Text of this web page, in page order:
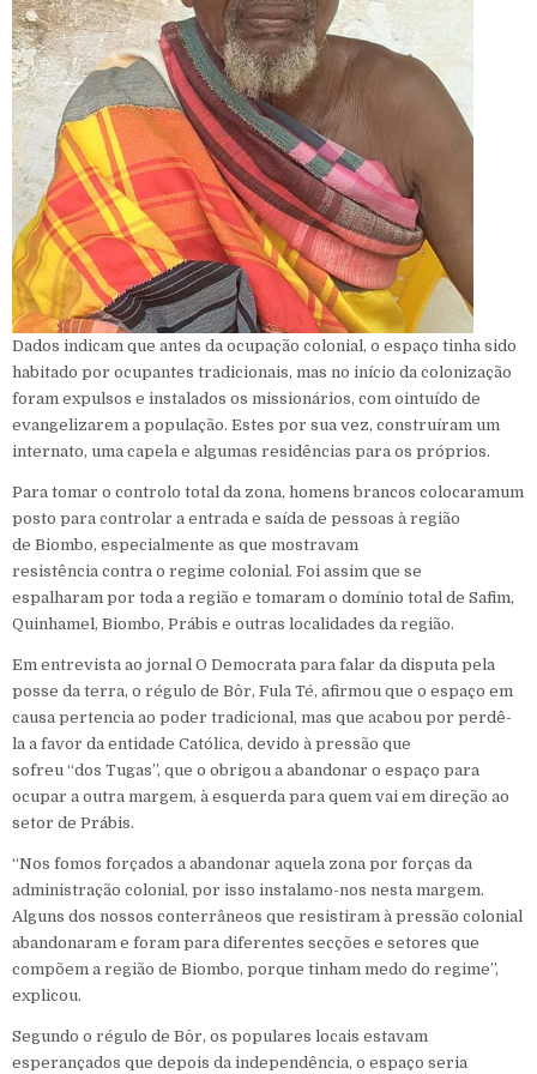
Dados indicam que antes da ocupação colonial, o espaço tinha sido
habitado por ocupantes tradicionais, mas no início da colonização
foram expulsos e instalados os missionários, com ointuído de
evangelizarem a população. Estes por sua vez, construíram um
internato, uma capela e algumas residências para os próprios.
Para tomar o controlo total da zona, homens brancos colocaramum
posto para controlar a entrada e saída de pessoas à região
de Biombo, especialmente as que mostravam
resistência contra o regime colonial. Foi assim que se
espalharam por toda a região e tomaram o domínio total de Safim,
Quinhamel, Biombo, Prábis e outras localidades da região.
Em entrevista ao jornal O Democrata para falar da disputa pela
posse da terra, o régulo de Bôr, Fula Té, afirmou que o espaço em
causa pertencia ao poder tradicional, mas que acabou por perdê-
la a favor da entidade Católica, devido à pressão que
sofreu “dos Tugas”, que o obrigou a abandonar o espaço para
ocupar a outra margem, à esquerda para quem vai em direção ao
setor de Prábis.
“Nos fomos forçados a abandonar aquela zona por forças da
administração colonial, por isso instalamo-nos nesta margem.
Alguns dos nossos conterrâneos que resistiram à pressão colonial
abandonaram e foram para diferentes secções e setores que
compõem a região de Biombo, porque tinham medo do regime”,
explicou.
Segundo o régulo de Bôr, os populares locais estavam
esperançados que depois da independência, o espaço seria